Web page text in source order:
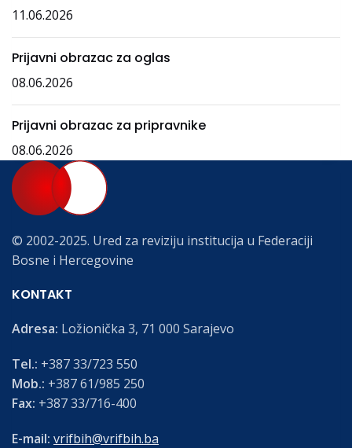
11.06.2026
Prijavni obrazac za oglas
08.06.2026
Prijavni obrazac za pripravnike
08.06.2026
© 2002-2025. Ured za reviziju institucija u Federaciji
Bosne i Hercegovine
KONTAKT
Adresa: Ložionička 3, 71 000 Sarajevo
Tel.: +387 33/723 550
Mob.: +387 61/985 250
Fax: +387 33/716-400
E-mail: vrifbih@vrifbih.ba